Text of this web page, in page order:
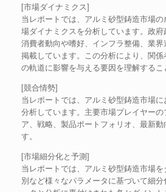
[市場ダイナミクス]
当レポートでは、アルミ砂型鋳造市場
場ダイナミクスを分析しています。政府
消費者動向や嗜好、インフラ整備、業
掲載しています。この分析により、関
の軌道に影響を与える要因を理解するこ
[競合情勢]
当レポートでは、アルミ砂型鋳造市場
分析しています。主要市場プレイヤー
ア、戦略、製品ポートフォリオ、最新
す。
[市場細分化と予測]
当レポートでは、アルミ砂型鋳造市場
別など様々なパラメータに基づいて細